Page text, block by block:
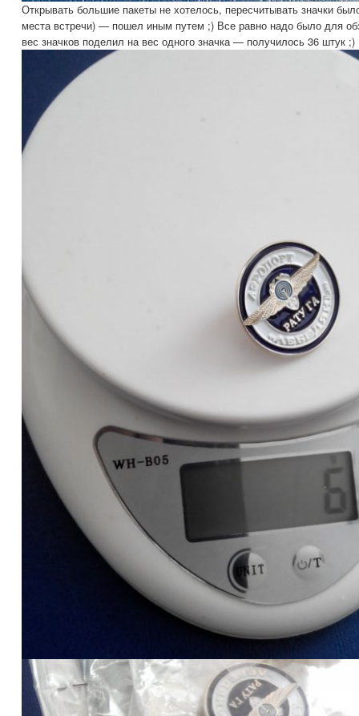
Открывать большие пакеты не хотелось, пересчитывать значки
места встречи) — пошел иным путем ;) Все равно надо было для
вес значков поделил на вес одного значка — получилось 36 штук ;)